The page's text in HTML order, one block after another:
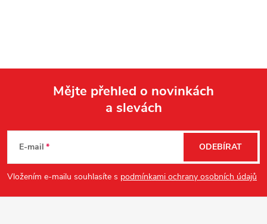
p
a
Mějte přehled o novinkách
a slevách
E-mail
Vložením e-mailu souhlasíte s podmínkami ochrany osobních údajů
ODEBÍRAT